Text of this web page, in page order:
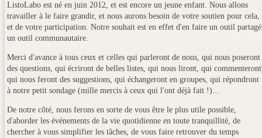
ListoLabo est né en juin 2012, et est encore un jeune enfant. Nous allons
travailler à le faire grandir, et nous aurons besoin de votre soutien pour cela,
et de votre participation. Notre souhait est en effet d'en faire un outil
un outil communautaire.
Merci d'avance à tous ceux et celles qui parleront de nous, qui nous poseront
des questions, qui écriront de belles listes, qui nous liront, qui
qui nous feront des suggestions, qui échangeront en groupes, qui répondront
à notre petit sondage (mille mercis à ceux qui l'ont déjà fait !)...
De notre côté, nous ferons en sorte de vous être le plus utile possible,
d'aborder les événements de la vie quotidienne en toute tranquillité, de
chercher à vous simplifier les tâches, de vous faire retrouver du temps